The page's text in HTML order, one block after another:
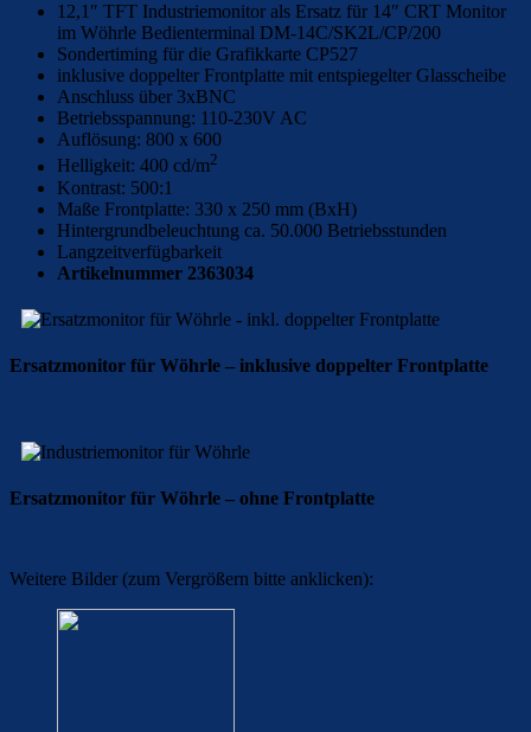
12,1″ TFT Industriemonitor als Ersatz für 14″ CRT Monitor
im Wöhrle Bedienterminal DM-14C/SK2L/CP/200
Sondertiming für die Grafikkarte CP527
inklusive doppelter Frontplatte mit entspiegelter Glasscheibe
Anschluss über 3xBNC
Betriebsspannung: 110-230V AC
Auflösung: 800 x 600
Helligkeit: 400 cd/m2
Kontrast: 500:1
Maße Frontplatte: 330 x 250 mm (BxH)
Hintergrundbeleuchtung ca. 50.000 Betriebsstunden
Langzeitverfügbarkeit
Artikelnummer 2363034
Ersatzmonitor für Wöhrle – inklusive doppelter Frontplatte
Ersatzmonitor für Wöhrle – ohne Frontplatte
Weitere Bilder (zum Vergrößern bitte anklicken):